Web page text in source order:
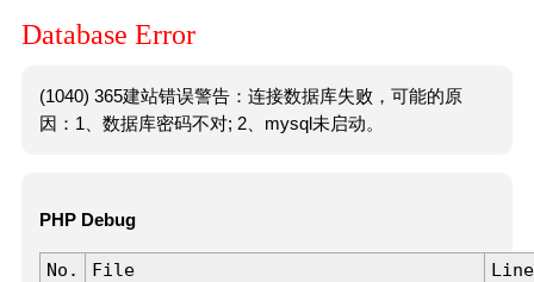
Database Error
(1040) 365建站错误警告：连接数据库失败，可能的原
因：1、数据库密码不对; 2、mysql未启动。
PHP Debug
No. File
Line